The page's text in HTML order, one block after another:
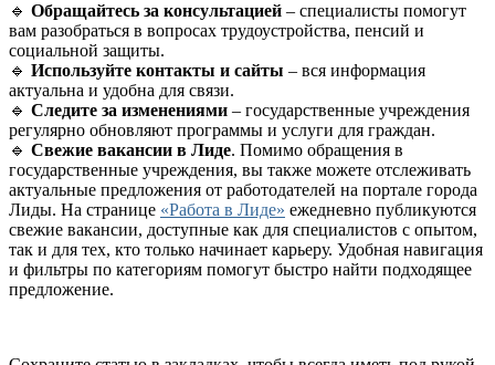
🔹 Обращайтесь за консультацией – специалисты помогут
вам разобраться в вопросах трудоустройства, пенсий и
социальной защиты.
🔹 Используйте контакты и сайты – вся информация
актуальна и удобна для связи.
🔹 Следите за изменениями – государственные учреждения
регулярно обновляют программы и услуги для граждан.
🔹 Свежие вакансии в Лиде. Помимо обращения в
государственные учреждения, вы также можете отслеживать
актуальные предложения от работодателей на портале города
Лиды. На странице «Работа в Лиде» ежедневно публикуются
свежие вакансии, доступные как для специалистов с опытом,
так и для тех, кто только начинает карьеру. Удобная навигация
и фильтры по категориям помогут быстро найти подходящее
предложение.